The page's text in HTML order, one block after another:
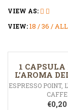
VIEW AS:
VIEW:18 36 ALL
1 CAPSULA
L’AROMA
ESPRESSO POINT,
CAFFE
€0,20